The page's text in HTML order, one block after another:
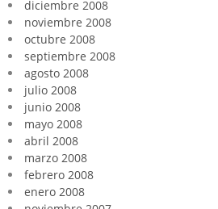
diciembre 2008
noviembre 2008
octubre 2008
septiembre 2008
agosto 2008
julio 2008
junio 2008
mayo 2008
abril 2008
marzo 2008
febrero 2008
enero 2008